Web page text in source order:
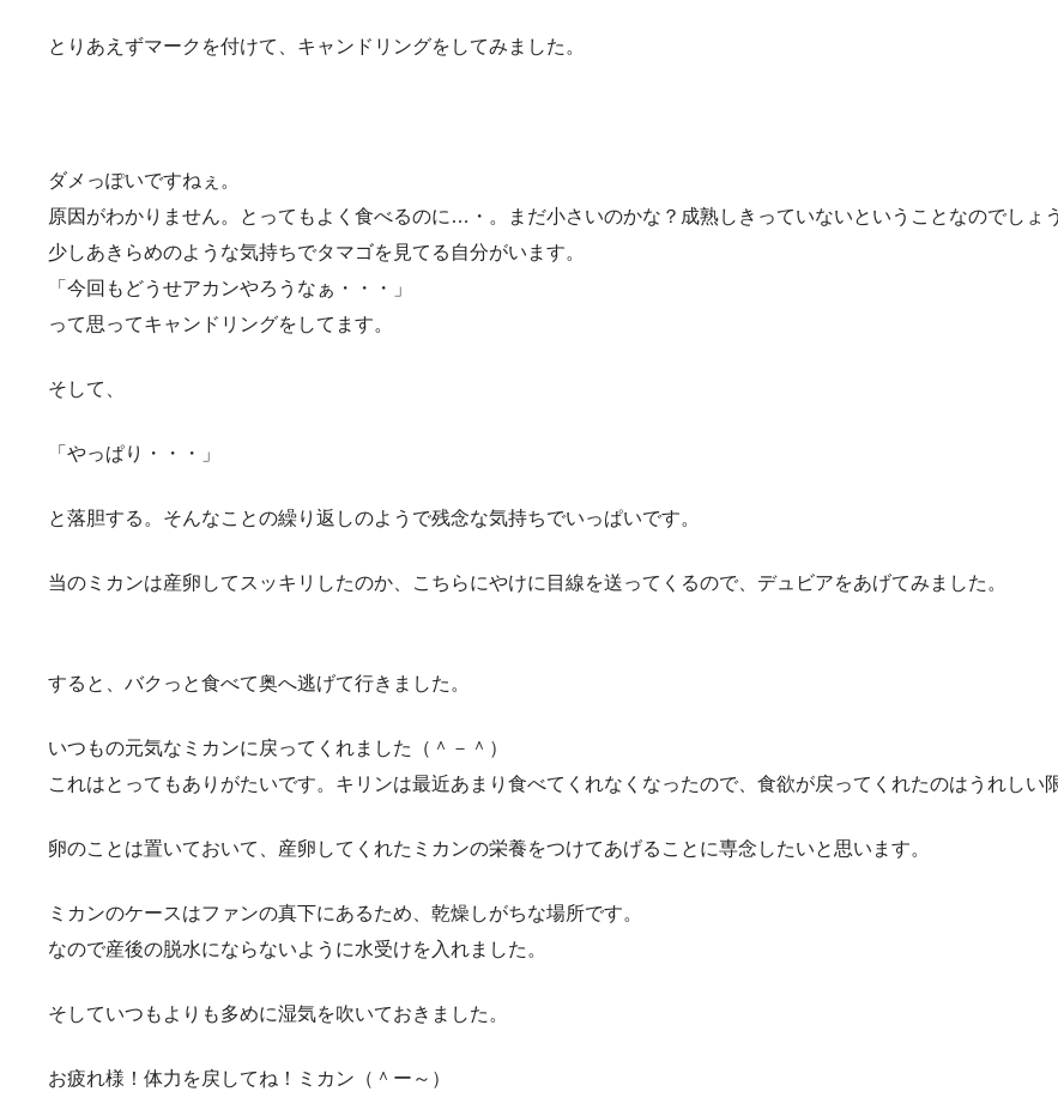
とりあえずマークを付けて、キャンドリングをしてみました。
ダメっぽいですねぇ。
原因がわかりません。とってもよく食べるのに…・。まだ小さいのかな？成熟しきっていないということなのでしょ
少しあきらめのような気持ちでタマゴを見てる自分がいます。
「今回もどうせアカンやろうなぁ・・・」
って思ってキャンドリングをしてます。
そして、
「やっぱり・・・」
と落胆する。そんなことの繰り返しのようで残念な気持ちでいっぱいです。
当のミカンは産卵してスッキリしたのか、こちらにやけに目線を送ってくるので、デュビアをあげてみました。
すると、バクっと食べて奥へ逃げて行きました。
いつもの元気なミカンに戻ってくれました（＾－＾）
これはとってもありがたいです。キリンは最近あまり食べてくれなくなったので、食欲が戻ってくれたのはうれしい
卵のことは置いておいて、産卵してくれたミカンの栄養をつけてあげることに専念したいと思います。
ミカンのケースはファンの真下にあるため、乾燥しがちな場所です。
なので産後の脱水にならないように水受けを入れました。
そしていつもよりも多めに湿気を吹いておきました。
お疲れ様！体力を戻してね！ミカン（＾ー～）